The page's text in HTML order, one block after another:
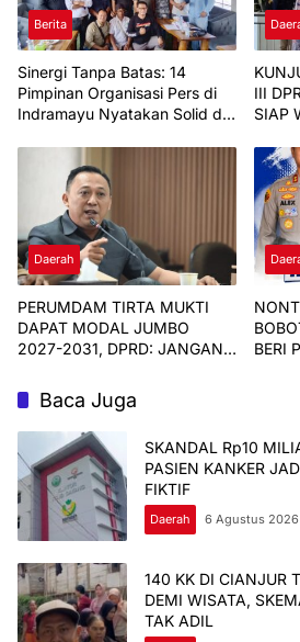
Berita
Sinergi Tanpa Batas: 14
Pimpinan Organisasi Pers di
Indramayu Nyatakan Solid di
III
SIAP
Daerah
PERUMDAM TIRTA MUKTI
DAPAT MODAL JUMBO
2027-2031, DPRD: JANGAN
BERI
Baca Juga
SKANDAL Rp10
PASIEN KANKER
FIKTIF
Daerah 6 Agustus 2026
140 KK DI CIANJUR
DEMI WISATA,
TAK ADIL